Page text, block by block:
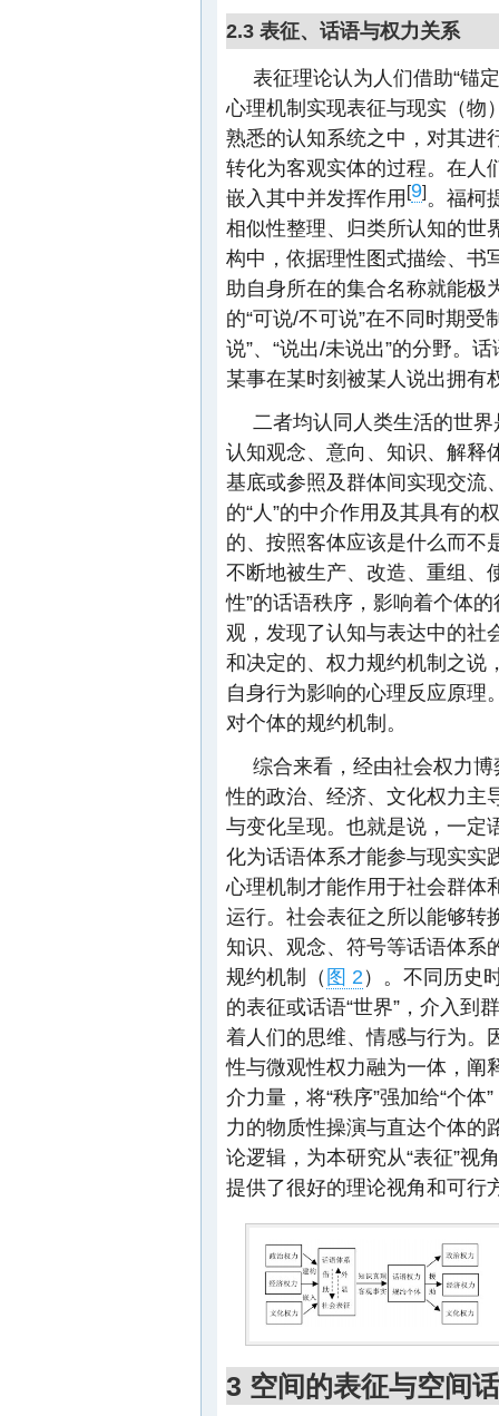
2.3 表征、话语与权力关系
表征理论认为人们借助“锚
心理机制实现表征与现实（物
熟悉的认知系统之中，对其进
转化为客观实体的过程。在人
嵌入其中并发挥作用 [9]。福柯
相似性整理、归类所认知的世
构中，依据理性图式描绘、书
助自身所在的集合名称就能极
的“可说/不可说”在不同时期
说”、“说出/未说出”的分野。
某事在某时刻被某人说出拥有
二者均认同人类生活的世
认知观念、意向、知识、解释
基底或参照及群体间实现交流
的“人”的中介作用及其具有的
的、按照客体应该是什么而不
不断地被生产、改造、重组、
性”的话语秩序，影响着个体
观，发现了认知与表达中的社
和决定的、权力规约机制之说
自身行为影响的心理反应原理
对个体的规约机制。
综合来看，经由社会权力
性的政治、经济、文化权力主
与变化呈现。也就是说，一定
化为话语体系才能参与现实实
心理机制才能作用于社会群体
运行。社会表征之所以能够转
知识、观念、符号等话语体系
规约机制（ 图 2）。不同历史
的表征或话语“世界”，介入到
着人们的思维、情感与行为。
性与微观性权力融为一体，阐
介力量，将“秩序”强加给“个
力的物质性操演与直达个体的
论逻辑，为本研究从“表征”视
提供了很好的理论视角和可行
3 空间的表征与空间